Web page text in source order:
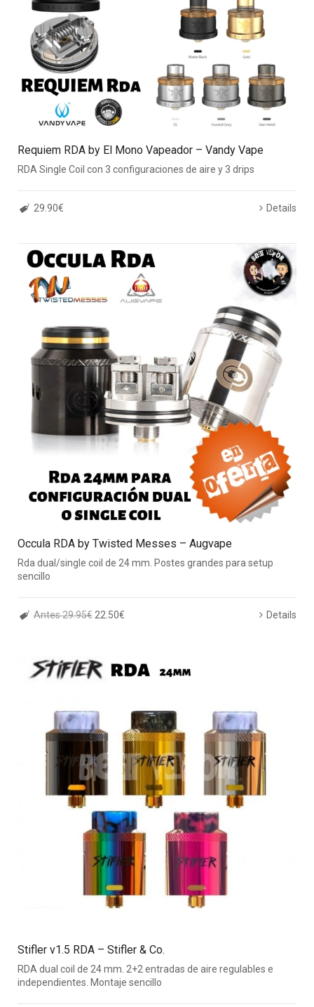
Requiem RDA by El Mono Vapeador – Vandy Vape
RDA Single Coil con 3 configuraciones de aire y 3 drips
29.90€ Details
Occula RDA by Twisted Messes – Augvape
Rda dual/single coil de 24 mm. Postes grandes para setup
sencillo
Antes 29.95€ 22.50€ Details
Stifler v1.5 RDA – Stifler & Co.
RDA dual coil de 24 mm. 2+2 entradas de aire regulables e
independientes. Montaje sencillo